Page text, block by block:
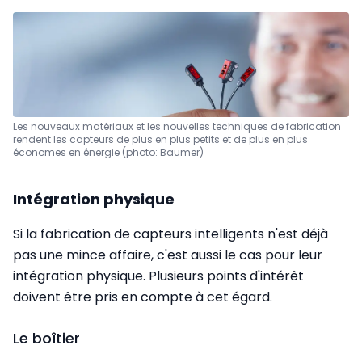
Les nouveaux matériaux et les nouvelles techniques de fabrication
rendent les capteurs de plus en plus petits et de plus en plus
économes en énergie (photo: Baumer)
Intégration physique
Si la fabrication de capteurs intelligents n'est déjà
pas une mince affaire, c'est aussi le cas pour leur
intégration physique. Plusieurs points d'intérêt
doivent être pris en compte à cet égard.
Le boîtier